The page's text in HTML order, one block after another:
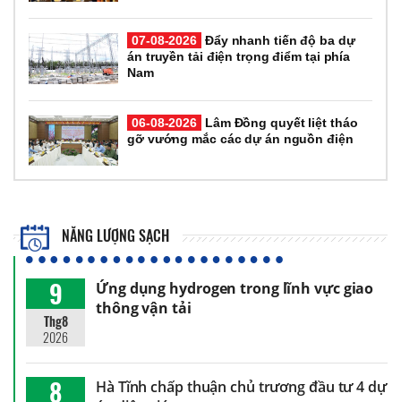
07-08-2026 Đẩy nhanh tiến độ ba dự
án truyền tải điện trọng điểm tại phía
Nam
06-08-2026
Lâm Đồng quyết liệt tháo
gỡ vướng mắc các dự án nguồn điện
NĂNG LƯỢNG SẠCH
9
Thg8
2026
Ứng dụng hydrogen trong lĩnh vực giao
thông vận tải
8
Hà Tĩnh chấp thuận chủ trương đầu tư 4 dự